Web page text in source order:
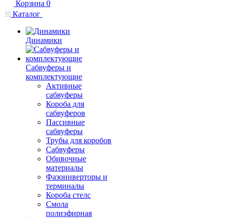
Корзина 0
Каталог
Динамики
Сабвуферы и
комплектующие
Активные
сабвуферы
Короба для
сабвуферов
Пассивные
сабвуферы
Трубы для коробов
Сабвуферы
Обивочные
материалы
Фазоинверторы и
терминалы
Короба стелс
Смола
полиэфирная